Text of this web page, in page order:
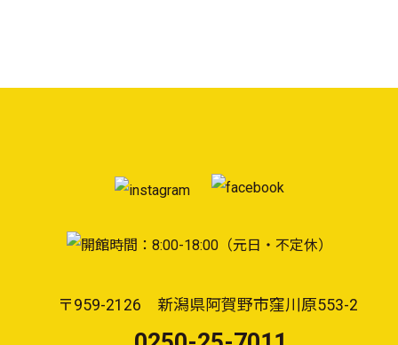
〒959-2126 新潟県阿賀野市窪川原553-2